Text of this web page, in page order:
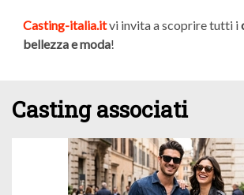
Casting-italia.itvi invita a scoprire tutti i
bellezza e moda!
Casting associati